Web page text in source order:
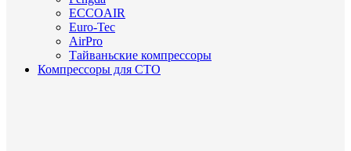
ECCOAIR
Euro-Tec
AirPro
Тайваньские компрессоры
Компрессоры для СТО